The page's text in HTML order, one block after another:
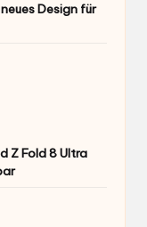
Design für
Z Fold 8 Ultra